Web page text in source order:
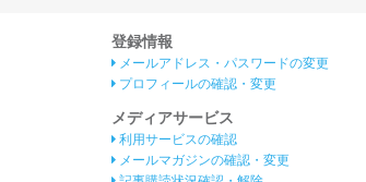
登録情報
メールアドレス・パスワードの変更
プロフィールの確認・変更
メディアサービス
利用サービスの確認
メールマガジンの確認・変更